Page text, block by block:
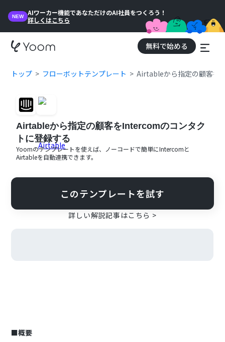
NEW
AIワーカー機能であなただけのAI社員をつくろう！
詳しくはこちら
無料で始める
トップ フローボットテンプレート Airtableから指定の顧客を
Airtableから指定の顧客をIntercomのコンタク
トに登録する
Yoomのテンプレートを使えば、ノーコードで簡単にIntercomと
Airtableを自動連携できます。
このテンプレートを試す
詳しい解説記事はこちら >
■概要